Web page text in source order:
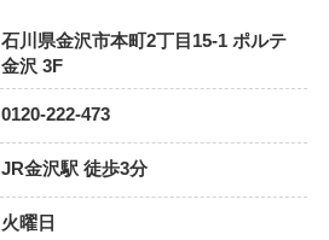
石川県金沢市本町2丁目15-1 ポルテ
金沢 3F
0120-222-473
JR金沢駅 徒歩3分
火曜日